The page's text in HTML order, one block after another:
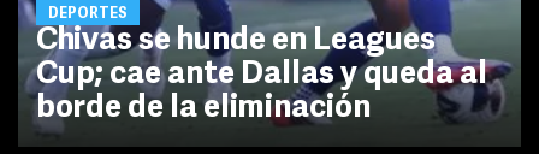
DEPORTES
Chivas se hunde en Leagues
Cup; cae ante Dallas y queda al
borde de la eliminación